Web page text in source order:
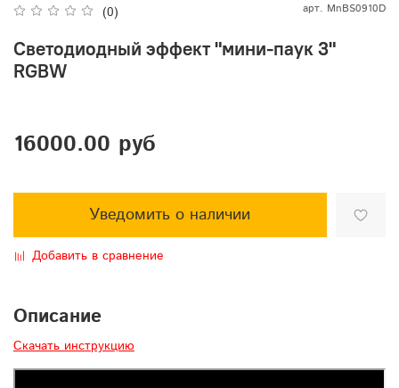
(0) арт. MnBS0910D
Светодиодный эффект "мини-паук 3"
RGBW
16000.00 руб
Уведомить о наличии
Добавить в сравнение
Описание
Скачать инструкцию